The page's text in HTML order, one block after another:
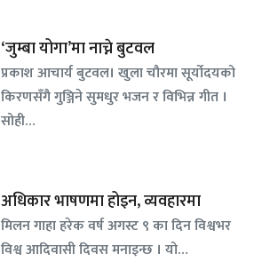
‘जुम्बा योगा’मा नाच्ने बुटवल
प्रकाश आचार्य बुटवल। खुला चौरमा सूर्योदयको
किरणसँगै गुञ्जिने सुमधुर भजन र विभिन्न गीत ।
सोही…
अधिकार भाषणमा होइन, व्यवहारमा
मिलन गाहा हरेक वर्ष अगस्ट ९ का दिन विश्वभर
विश्व आदिवासी दिवस मनाइन्छ । यो…